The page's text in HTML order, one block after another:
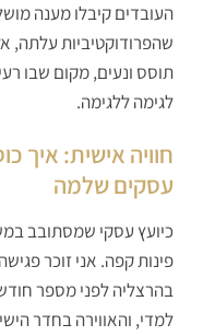
העובדים קיבלו מענה
שהפרודוקטיביות עלתה,
תוסס ונעים, מקום שבו
לגימה ללגימה.
חוויה אישית: איך
עסקים שלמה
כיועץ עסקי שמסתובב
פינות קפה. אני זוכר
בהרצליה לפני מספר
למדי, והאווירה בחדר